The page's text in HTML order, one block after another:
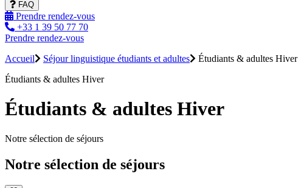
FAQ
Prendre rendez-vous
+33 1 39 50 77 70
Prendre rendez-vous
Accueil
Séjour linguistique étudiants et adultes
Étudiants & adultes Hiver
Étudiants & adultes Hiver
Étudiants & adultes Hiver
Notre sélection de séjours
Notre sélection de séjours